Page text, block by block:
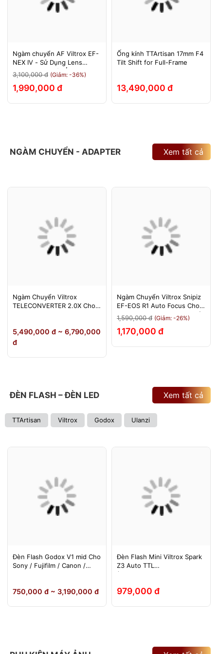
Ngàm chuyển AF Viltrox EF-
NEX IV - Sử Dụng Lens
Canon Trên Máy Ảnh Sony
E-Mount - Bảo Hành 12
Tháng.
3,100,000 đ (Giảm: -36%)
1,990,000 đ
Ống kính TTArtisan 17mm F4
Tilt Shift for Full-Frame
13,490,000 đ
NGÀM CHUYỂN - ADAPTER Xem tất cả
Ngàm Chuyển Viltrox
TELECONVERTER 2.0X Cho
Tháng
5,490,000 đ ~ 6,790,000
đ
Ngàm Chuyển Viltrox Snipiz
EF-EOS R1 Auto Focus Cho
Canon EOS R/RP/R5/R6 - Bảo
Hành 12 Tháng 1 Đổi 1
1,590,000 đ (Giảm: -26%)
1,170,000 đ
ĐÈN FLASH – ĐÈN LED
TTArtisan Viltrox Godox Ulanzi
Xem tất cả
Đèn Flash Godox V1 mid Cho
Sony / Fujifilm / Canon /
750,000 đ ~ 3,190,000 đ
Đèn Flash Mini Viltrox Spark
Z3 Auto TTL
(Fuji/Sony/Canon/Nikon)
979,000 đ